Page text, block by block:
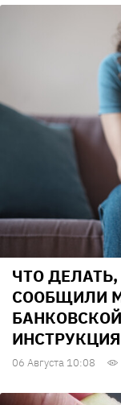
ЧТО
СООБЩИЛИ
ИНСТРУКЦИЯ
06 Августа 10:08